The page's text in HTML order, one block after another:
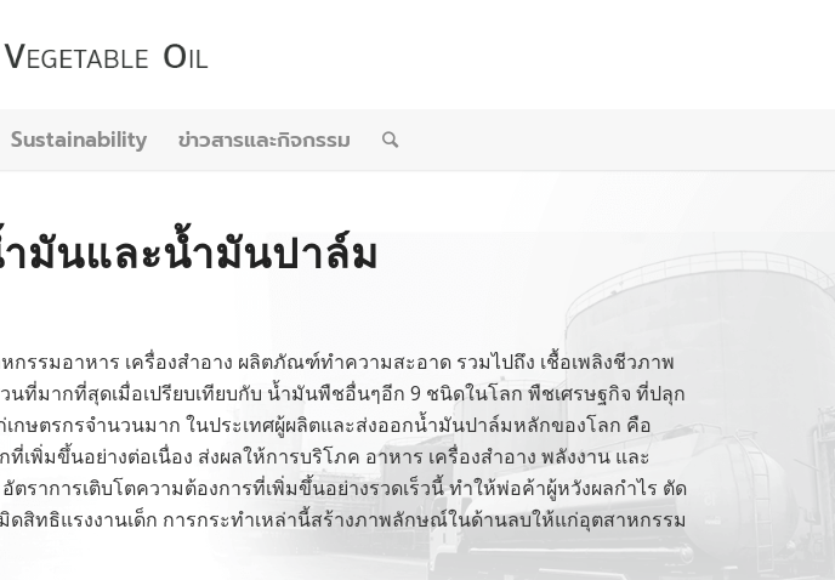
Sustainability ข่าวสารและกิจกรรม
มันและน้ำมันปาล์ม
รรมอาหาร เครื่องสำอาง ผลิตภัณฑ์ทำความสะอาด รวมไปถึง เชื้อเพลิงชีวภาพ
ที่มากที่สุดเมื่อเปรียบเทียบกับ น้ำมันพืชอื่นๆอีก 9 ชนิดในโลก พืชเศรษฐกิจ ที่ปลุก
กษตรกรจำนวนมาก ในประเทศผู้ผลิตและส่งออกน้ำมันปาล์มหลักของโลก คือ
เพิ่มขึ้นอย่างต่อเนื่อง ส่งผลให้การบริโภค อาหาร เครื่องสำอาง พลังงาน และ
าการเติบโตความต้องการที่เพิ่มขึ้นอย่างรวดเร็วนี้ ทำให้พ่อค้าผู้หวังผลกำไร ตัด
สิทธิแรงงานเด็ก การกระทำเหล่านี้สร้างภาพลักษณ์ในด้านลบให้แก่อุตสาหกรรม